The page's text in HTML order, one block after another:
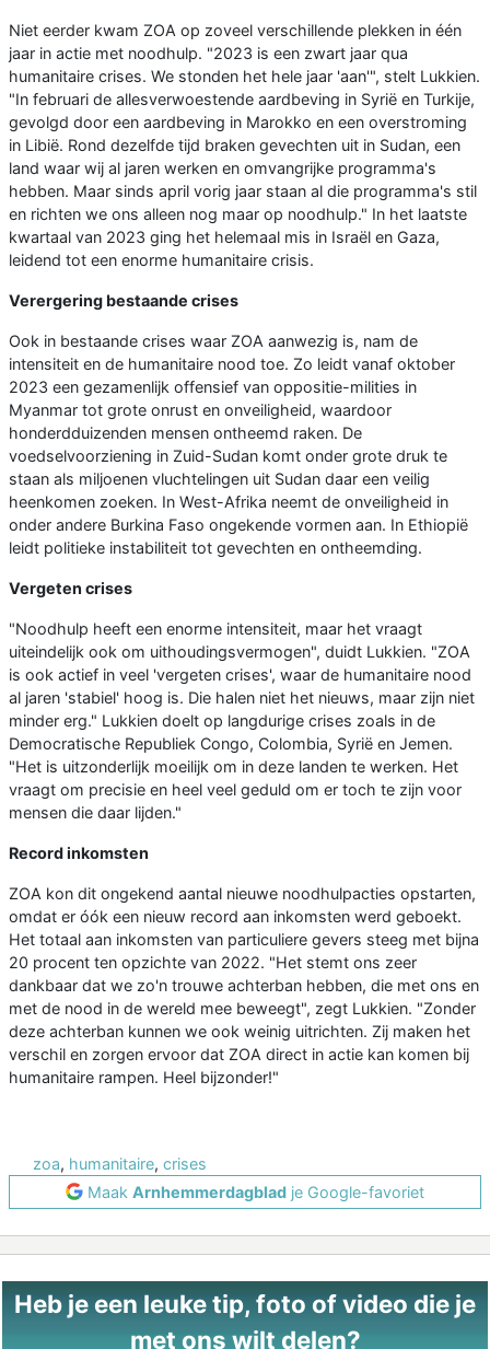
Niet eerder kwam ZOA op zoveel verschillende plekken in één
jaar in actie met noodhulp. "2023 is een zwart jaar qua
humanitaire crises. We stonden het hele jaar 'aan'", stelt Lukkien.
"In februari de allesverwoestende aardbeving in Syrië en Turkije,
gevolgd door een aardbeving in Marokko en een overstroming
in Libië. Rond dezelfde tijd braken gevechten uit in Sudan, een
land waar wij al jaren werken en omvangrijke programma's
hebben. Maar sinds april vorig jaar staan al die programma's stil
en richten we ons alleen nog maar op noodhulp." In het laatste
kwartaal van 2023 ging het helemaal mis in Israël en Gaza,
leidend tot een enorme humanitaire crisis.
Verergering bestaande crises
Ook in bestaande crises waar ZOA aanwezig is, nam de
intensiteit en de humanitaire nood toe. Zo leidt vanaf oktober
2023 een gezamenlijk offensief van oppositie-milities in
Myanmar tot grote onrust en onveiligheid, waardoor
honderdduizenden mensen ontheemd raken. De
voedselvoorziening in Zuid-Sudan komt onder grote druk te
staan als miljoenen vluchtelingen uit Sudan daar een veilig
heenkomen zoeken. In West-Afrika neemt de onveiligheid in
onder andere Burkina Faso ongekende vormen aan. In Ethiopië
leidt politieke instabiliteit tot gevechten en ontheemding.
Vergeten crises
"Noodhulp heeft een enorme intensiteit, maar het vraagt
uiteindelijk ook om uithoudingsvermogen", duidt Lukkien. "ZOA
is ook actief in veel 'vergeten crises', waar de humanitaire nood
al jaren 'stabiel' hoog is. Die halen niet het nieuws, maar zijn niet
minder erg." Lukkien doelt op langdurige crises zoals in de
Democratische Republiek Congo, Colombia, Syrië en Jemen.
"Het is uitzonderlijk moeilijk om in deze landen te werken. Het
vraagt om precisie en heel veel geduld om er toch te zijn voor
mensen die daar lijden."
Record inkomsten
ZOA kon dit ongekend aantal nieuwe noodhulpacties opstarten,
omdat er óók een nieuw record aan inkomsten werd geboekt.
Het totaal aan inkomsten van particuliere gevers steeg met bijna
20 procent ten opzichte van 2022. "Het stemt ons zeer
dankbaar dat we zo'n trouwe achterban hebben, die met ons en
met de nood in de wereld mee beweegt", zegt Lukkien. "Zonder
deze achterban kunnen we ook weinig uitrichten. Zij maken het
verschil en zorgen ervoor dat ZOA direct in actie kan komen bij
humanitaire rampen. Heel bijzonder!"
zoa, humanitaire, crises
Maak Arnhemmerdagblad je Google-favoriet
Heb je een leuke tip, foto of video die je
met ons wilt delen?